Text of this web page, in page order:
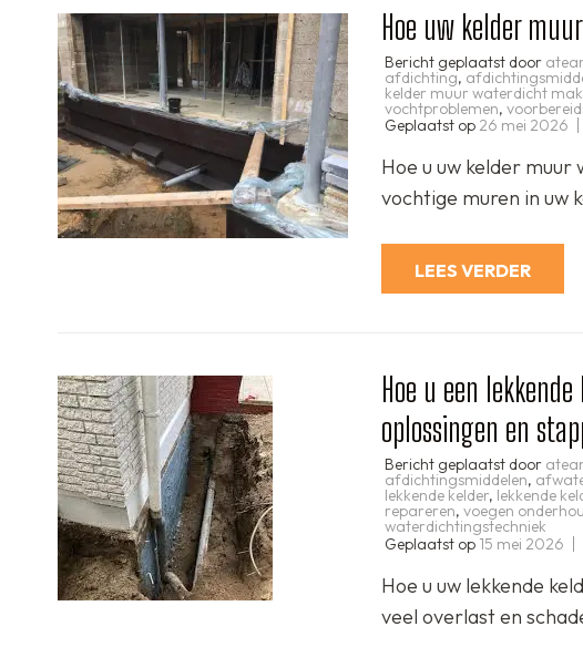
Hoe uw kelder
Bericht geplaatst door
afdichting,
kelder muur waterdicht
vochtproblemen,
Geplaatst op 26 mei 2026
Hoe u uw kelder
vochtige muren in uw
LEES VERDER
Hoe u een
oplossingen en
Bericht geplaatst door
afdichtingsmiddelen,
lekkende kelder, lekkende
repareren, voegen
waterdichtingstechniek
Geplaatst op 15 mei 2026
Hoe u uw lekkende
veel overlast en